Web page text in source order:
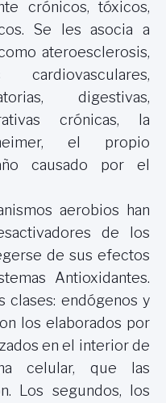
crónicos, tóxicos,
Se les asocia a
ateroesclerosis,
cardiovasculares,
digestivas,
crónicas, la
el propio
causado por el
aerobios han
de los
de sus efectos
Antioxidantes.
clases: endógenos y
los elaborados por
en el interior de
celular, que las
Los segundos, los